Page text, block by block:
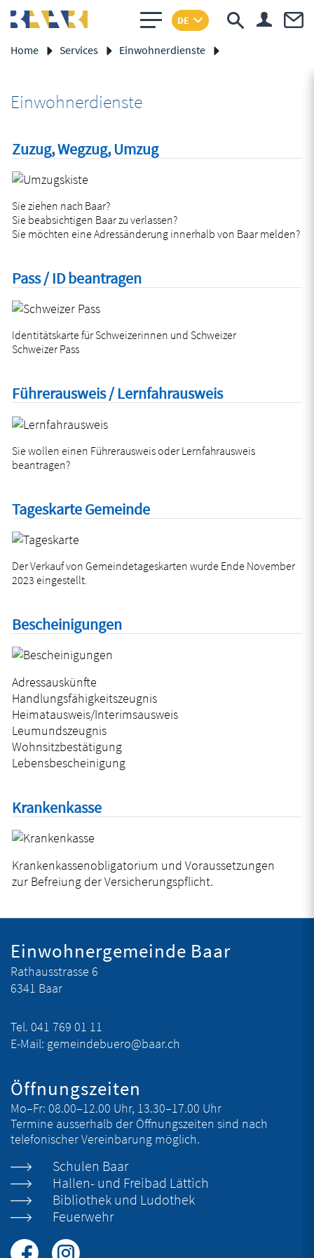
Sprunglinks
Kopfzeile DE
Home Services Einwohnerdienste
Inhalt
Einwohnerdienste
Zuzug, Wegzug, Umzug
Sie ziehen nach Baar?
Sie beabsichtigen Baar zu verlassen?
Sie möchten eine Adressänderung innerhalb von Baar melden?
Pass / ID beantragen
Identitätskarte für Schweizerinnen und Schweizer
Schweizer Pass
Führerausweis / Lernfahrausweis
Sie wollen einen Führerausweis oder Lernfahrausweis
beantragen?
Tageskarte Gemeinde
Der Verkauf von Gemeindetageskarten wurde Ende November
2023 eingestellt.
Bescheinigungen
Adressauskünfte
Handlungsfähigkeitszeugnis
Heimatausweis/Interimsausweis
Leumundszeugnis
Wohnsitzbestätigung
Lebensbescheinigung
Krankenkasse
Krankenkassenobligatorium und Voraussetzungen
zur Befreiung der Versicherungspflicht.
Fusszeile
Einwohnergemeinde Baar
Rathausstrasse 6
6341 Baar
Tel. 041 769 01 11
E-Mail: gemeindebuero@baar.ch
Öffnungszeiten
Mo–Fr: 08.00–12.00 Uhr, 13.30–17.00 Uhr
Termine ausserhalb der Öffnungszeiten sind nach
telefonischer Vereinbarung möglich.
Schulen Baar
Hallen- und Freibad Lättich
Bibliothek und Ludothek
Feuerwehr